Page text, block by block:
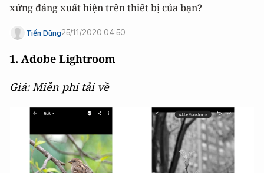
xứng đáng xuất hiện trên thiết bị của bạn?
Tiến Dũng25/11/2020 04:50
1. Adobe Lightroom
Giá: Miễn phí tải về